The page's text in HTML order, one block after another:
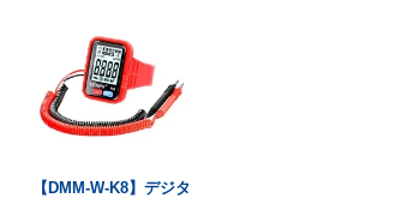
【DMM-W-K8】デジタ